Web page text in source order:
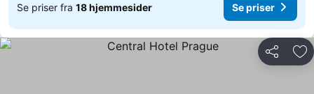
Se priser fra 18 hjemmesider Se priser
Del